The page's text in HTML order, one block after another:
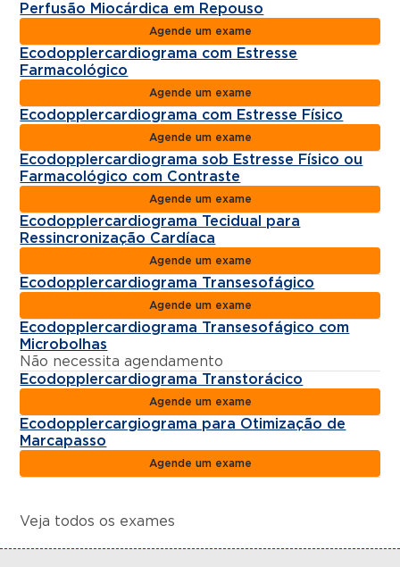
Perfusão Miocárdica em Repouso
Agende um exame
Ecodopplercardiograma com Estresse
Farmacológico
Agende um exame
Ecodopplercardiograma com Estresse Físico
Agende um exame
Ecodopplercardiograma sob Estresse Físico ou
Farmacológico com Contraste
Agende um exame
Ecodopplercardiograma Tecidual para
Ressincronização Cardíaca
Agende um exame
Ecodopplercardiograma Transesofágico
Agende um exame
Ecodopplercardiograma Transesofágico com
Microbolhas
Não necessita agendamento
Ecodopplercardiograma Transtorácico
Agende um exame
Ecodopplercargiograma para Otimização de
Marcapasso
Agende um exame
Veja todos os exames